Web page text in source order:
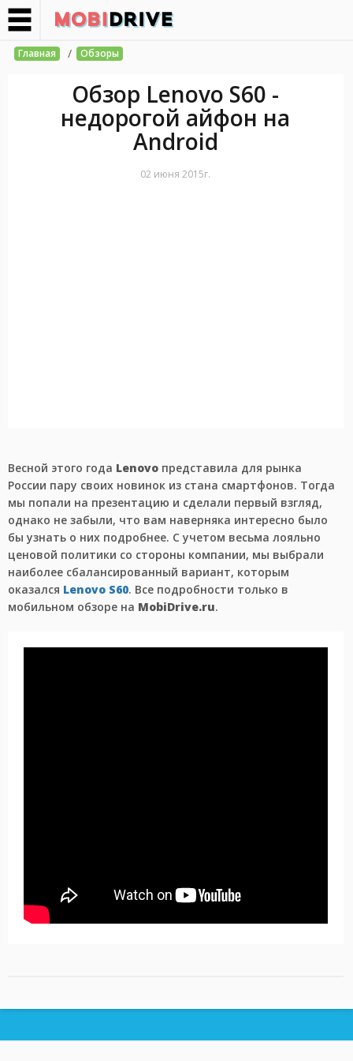
Главная / Обзоры
Обзор Lenovo S60 -
недорогой айфон на
Android
02 июня 2015г.
Весной этого года Lenovo представила для рынка
России пару своих новинок из стана смартфонов. Тогда
мы попали на презентацию и сделали первый взгляд,
однако не забыли, что вам наверняка интересно было
бы узнать о них подробнее. С учетом весьма лояльно
ценовой политики со стороны компании, мы выбрали
наиболее сбалансированный вариант, которым
оказался Lenovo S60. Все подробности только в
мобильном обзоре на MobiDrive.ru.